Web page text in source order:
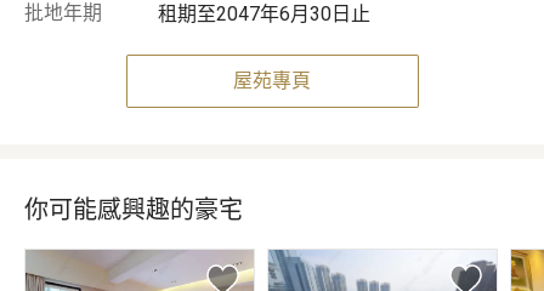
批地年期 租期至2047年6月30日止
屋苑專頁
你可能感興趣的豪宅